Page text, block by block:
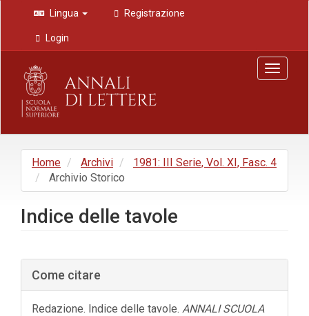
Navigazione
principale
Contenuto
principale
Barra
laterale
Lingua Registrazione
Login
Toggle
Home Archivi
1981: III Serie, Vol. XI, Fasc. 4
Archivio Storico
Indice delle tavole
Barra
laterale
dell'articolo
Come citare
Redazione. Indice delle tavole. ANNALI SCUOLA